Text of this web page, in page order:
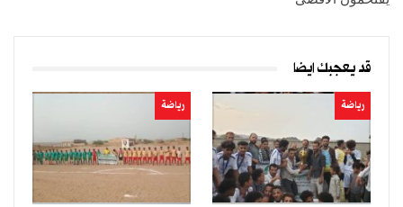
قد يعجبك ايضا
رياضة رياضة